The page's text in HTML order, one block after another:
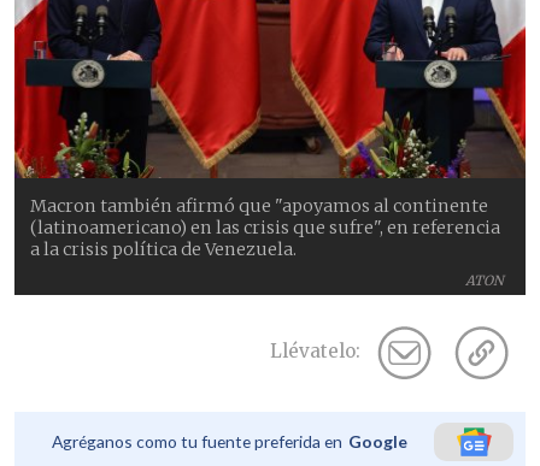
ATON
Macron también afirmó que "apoyamos al continente
(latinoamericano) en las crisis que sufre", en referencia
a la crisis política de Venezuela.
Llévatelo:
Agréganos como tu fuente preferida en Google